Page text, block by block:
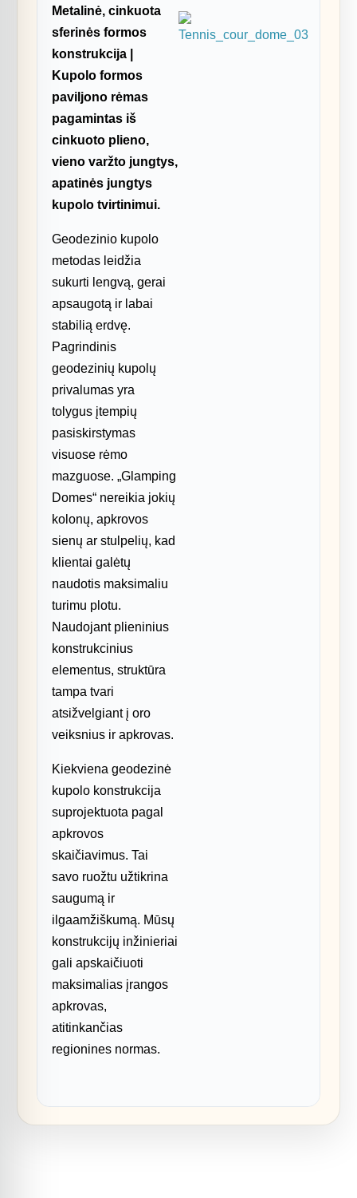
Metalinė, cinkuota
sferinės formos
konstrukcija |
Kupolo formos
paviljono rėmas
pagamintas iš
cinkuoto plieno,
vieno varžto jungtys,
apatinės jungtys
kupolo tvirtinimui.
Geodezinio kupolo
metodas leidžia
sukurti lengvą, gerai
apsaugotą ir labai
stabilią erdvę.
Pagrindinis
geodezinių kupolų
privalumas yra
tolygus įtempių
pasiskirstymas
visuose rėmo
mazguose. „Glamping
Domes“ nereikia jokių
kolonų, apkrovos
sienų ar stulpelių, kad
klientai galėtų
naudotis maksimaliu
turimu plotu.
Naudojant plieninius
konstrukcinius
elementus, struktūra
tampa tvari
atsižvelgiant į oro
veiksnius ir apkrovas.
Kiekviena geodezinė
kupolo konstrukcija
suprojektuota pagal
apkrovos
skaičiavimus. Tai
savo ruožtu užtikrina
saugumą ir
ilgaamžiškumą. Mūsų
konstrukcijų inžinieriai
gali apskaičiuoti
maksimalias įrangos
apkrovas,
atitinkančias
regionines normas.